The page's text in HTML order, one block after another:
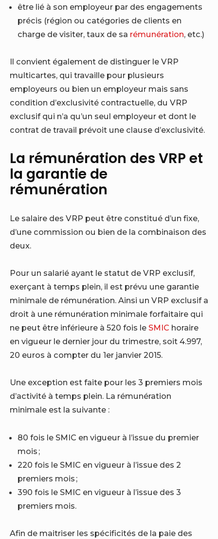
être lié à son employeur par des engagements
précis (région ou catégories de clients en
charge de visiter, taux de sa rémunération, etc.)
Il convient également de distinguer le VRP
multicartes, qui travaille pour plusieurs
employeurs ou bien un employeur mais sans
condition d’exclusivité contractuelle, du VRP
exclusif qui n’a qu’un seul employeur et dont le
contrat de travail prévoit une clause d’exclusivité.
La rémunération des VRP et
la garantie de
rémunération
Le salaire des VRP peut être constitué d’un fixe,
d’une commission ou bien de la combinaison des
deux.
Pour un salarié ayant le statut de VRP exclusif,
exerçant à temps plein, il est prévu une garantie
minimale de rémunération. Ainsi un VRP exclusif a
droit à une rémunération minimale forfaitaire qui
ne peut être inférieure à 520 fois le SMIC horaire
en vigueur le dernier jour du trimestre, soit 4.997,
20 euros à compter du 1er janvier 2015.
Une exception est faite pour les 3 premiers mois
d’activité à temps plein. La rémunération
minimale est la suivante :
80 fois le SMIC en vigueur à l’issue du premier
mois ;
220 fois le SMIC en vigueur à l’issue des 2
premiers mois ;
390 fois le SMIC en vigueur à l’issue des 3
premiers mois.
Afin de maitriser les spécificités de la paie des